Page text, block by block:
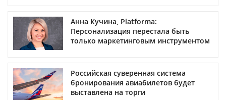
Анна Кучина, Platforma:
Персонализация перестала быть
только маркетинговым инструментом
Российская суверенная система
бронирования авиабилетов будет
выставлена на торги